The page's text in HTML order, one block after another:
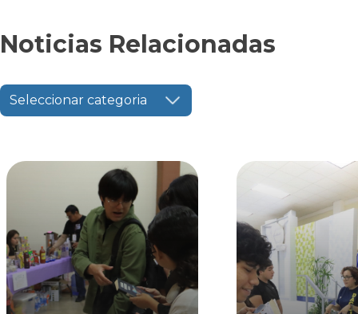
Noticias Relacionadas
Seleccionar categoria